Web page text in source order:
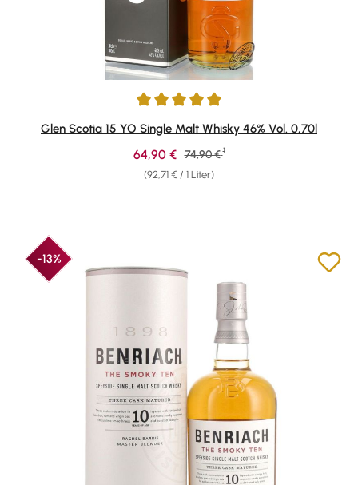
Durchschnittliche Bewertung von 5 von 5 Sternen
Glen Scotia 15 YO Single Malt Whisky 46% Vol. 0,70l
(92,71 € / 1 Liter)
Verkaufspreis:
64,90 € Regulärer Preis:
74,90 € 1
-13%